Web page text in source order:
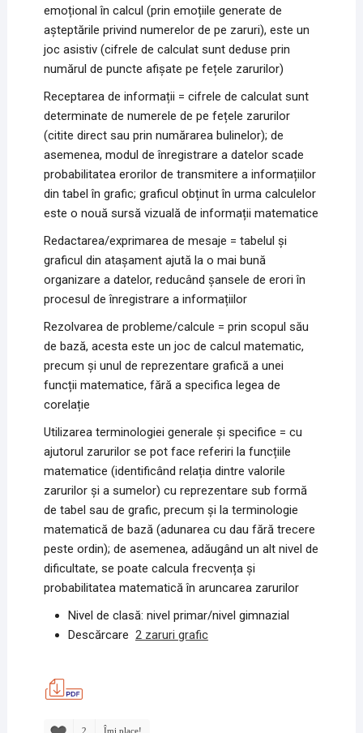
emoțional în calcul (prin emoțiile generate de
așteptările privind numerelor de pe zaruri), este un
joc asistiv (cifrele de calculat sunt deduse prin
numărul de puncte afișate pe fețele zarurilor)
Receptarea de informații = cifrele de calculat sunt
determinate de numerele de pe fețele zarurilor
(citite direct sau prin numărarea bulinelor); de
asemenea, modul de înregistrare a datelor scade
probabilitatea erorilor de transmitere a informațiilor
din tabel în grafic; graficul obținut în urma calculelor
este o nouă sursă vizuală de informații matematice
Redactarea/exprimarea de mesaje = tabelul și
graficul din atașament ajută la o mai bună
organizare a datelor, reducând șansele de erori în
procesul de înregistrare a informațiilor
Rezolvarea de probleme/calcule = prin scopul său
de bază, acesta este un joc de calcul matematic,
precum și unul de reprezentare grafică a unei
funcții matematice, fără a specifica legea de
corelație
Utilizarea terminologiei generale și specifice = cu
ajutorul zarurilor se pot face referiri la funcțiile
matematice (identificând relația dintre valorile
zarurilor și a sumelor) cu reprezentare sub formă
de tabel sau de grafic, precum și la terminologie
matematică de bază (adunarea cu dau fără trecere
peste ordin); de asemenea, adăugând un alt nivel de
dificultate, se poate calcula frecvența și
probabilitatea matematică în aruncarea zarurilor
Nivel de clasă: nivel primar/nivel gimnazial
Descărcare 2 zaruri grafic
2 Îmi place!